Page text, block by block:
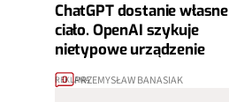
ChatGPT dostanie własne
ciało. OpenAI szykuje
nietypowe urządzenie
0 PRZEMYSŁAW BANASIAK